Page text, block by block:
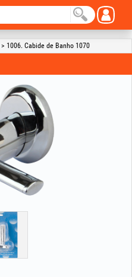
> 1006. Cabide de Banho 1070